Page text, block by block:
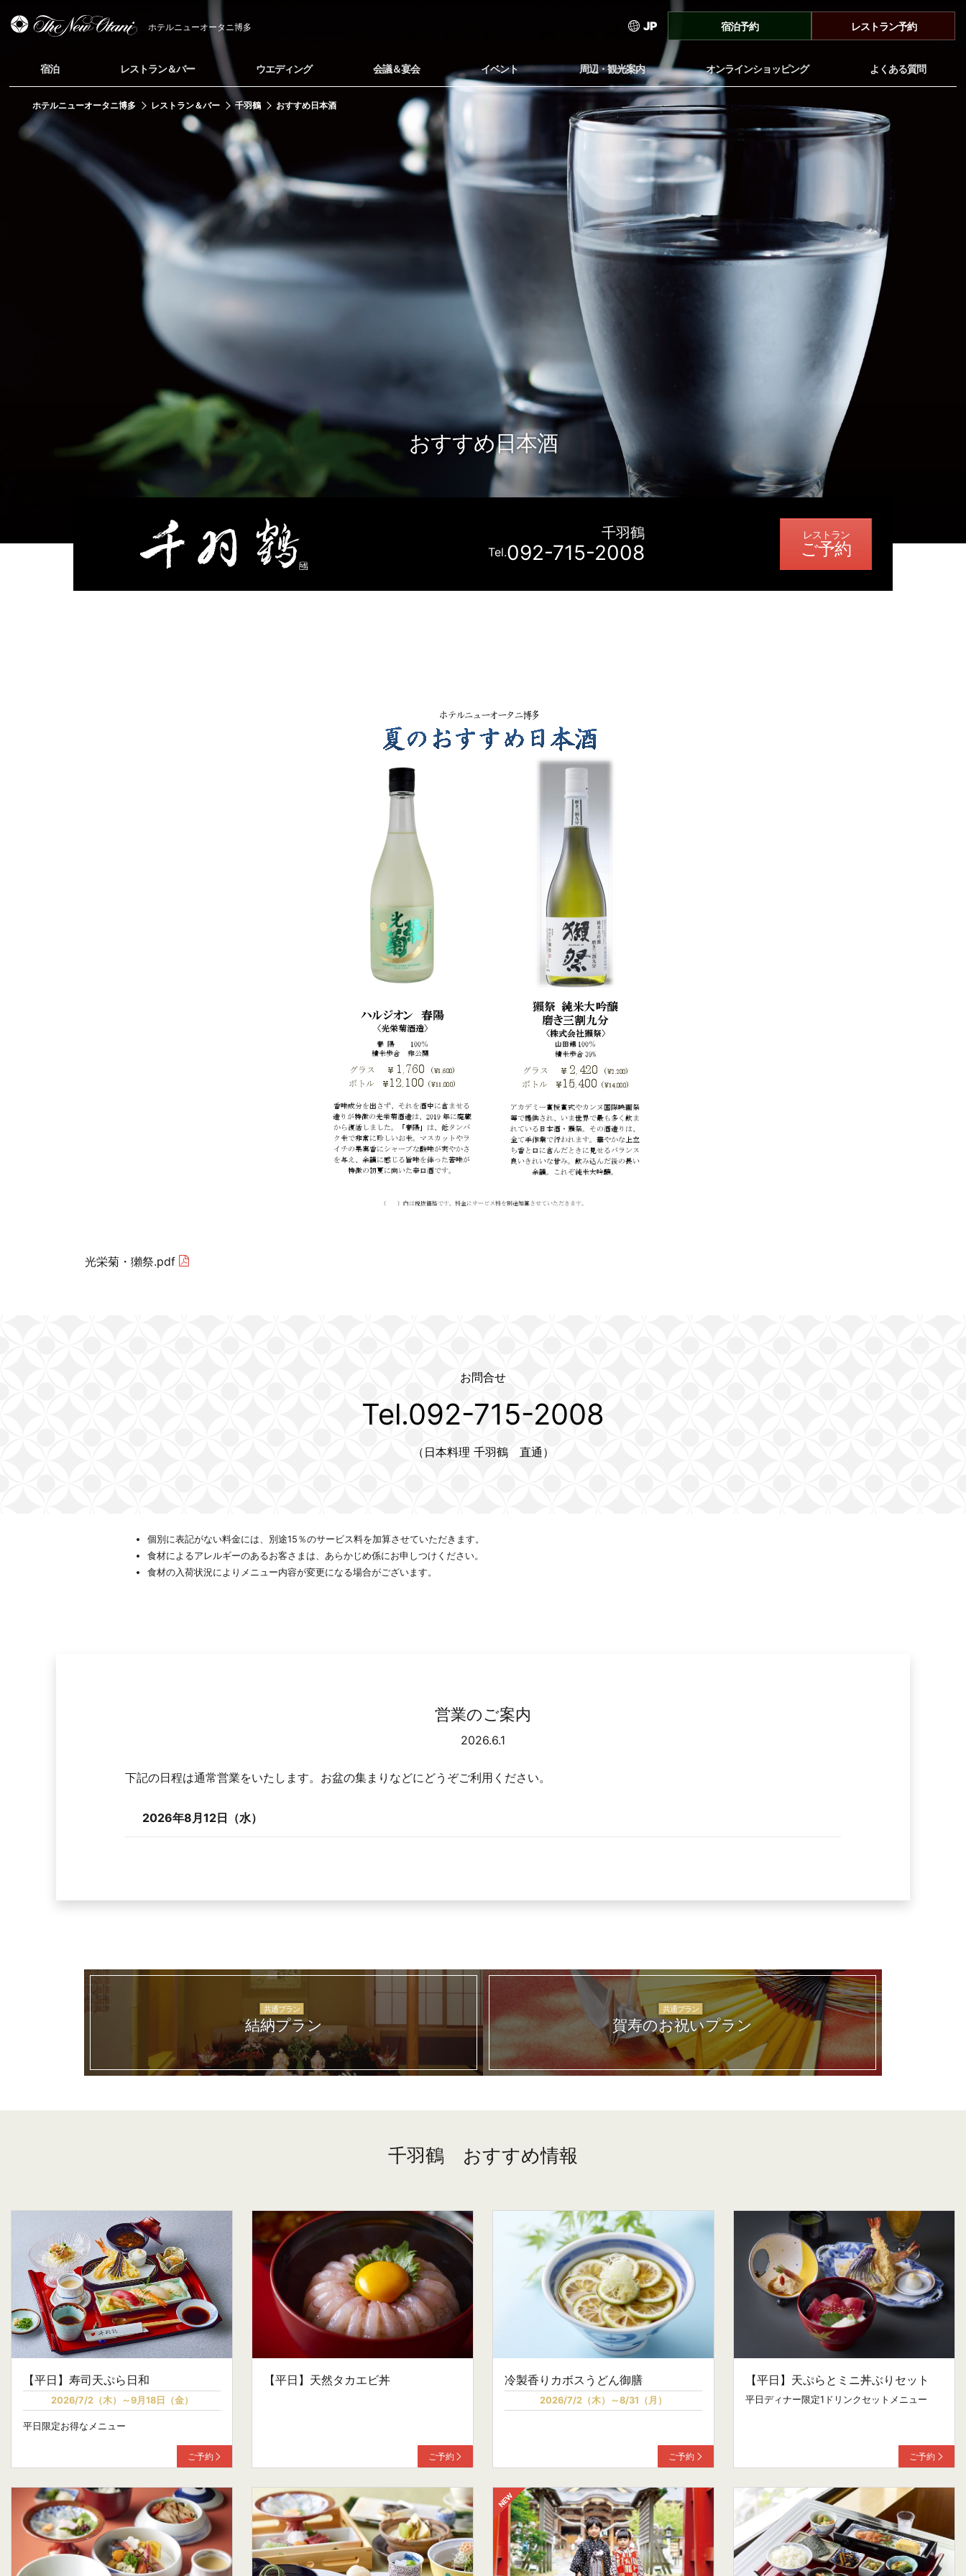
ホテルニューオータニ博多 JP 宿泊予約 レストラン予約
宿泊 レストラン＆バー ウエディング 会議＆宴会 イベント 周辺・観光案内 オンラインショッピング よくある質問
ホテルニューオータニ博多 レストラン＆バー 千羽鶴 おすすめ日本酒
おすすめ日本酒
千羽鶴
Tel.092-715-2008 ご予約
光栄菊・獺祭.pdf
お問合せ
Tel.092-715-2008
（日本料理 千羽鶴 直通）
個別に表記がない料金には、別途15％のサービス料を加算させていただきます。
食材によるアレルギーのあるお客さまは、あらかじめ係にお申しつけください。
食材の入荷状況によりメニュー内容が変更になる場合がございます。
営業のご案内
2026.6.1
下記の日程は通常営業をいたします。お盆の集まりなどにどうぞご利用ください。
2026年8月12日（水）
共通プラン
結納プラン
共通プラン
賀寿のお祝いプラン
千羽鶴 おすすめ情報
【平日】寿司天ぷら日和
2026/7/2（木）～9月18日（金）
平日限定お得なメニュー
ご予約
【平日】天然タカエビ丼
ご予約
冷製香りカボスうどん御膳
2026/7/2（木）～8/31（月）
ご予約
【平日】天ぷらとミニ丼ぶりセット
平日ディナー限定1ドリンクセットメニュー
ご予約